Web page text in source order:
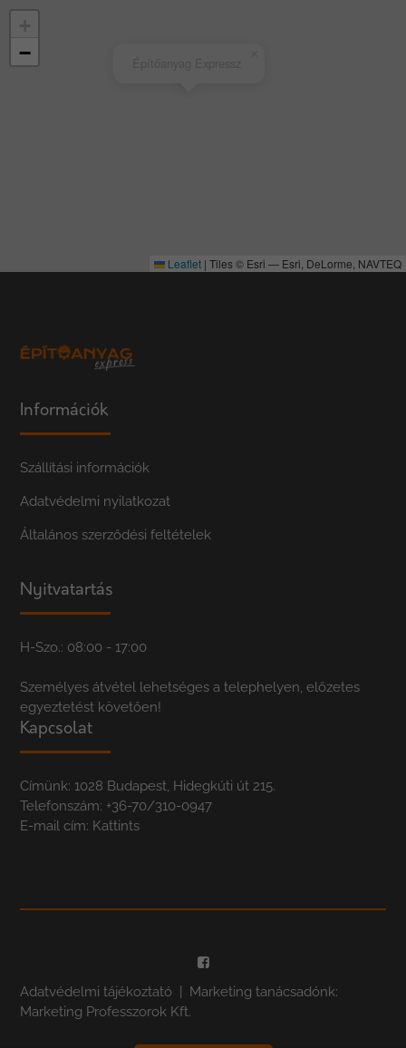
−
Leaflet | Tiles © Esri — Esri, DeLorme, NAVTEQ
Információk
Szállítási információk
Adatvédelmi nyilatkozat
Általános szerződési feltételek
Nyitvatartás
H-Szo.: 08:00 - 17:00
Személyes átvétel lehetséges a telephelyen, előzetes
egyeztetést követően!
Kapcsolat
Címünk: 1028 Budapest, Hidegkúti út 215.
Telefonszám: +36-70/310-0947
E-mail cím: Kattints
Adatvédelmi tájékoztató
| Marketing tanácsadónk:
Marketing Professzorok Kft.